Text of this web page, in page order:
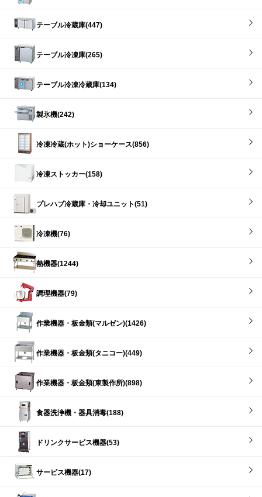
テーブル冷蔵庫(447)
テーブル冷凍庫(265)
テーブル冷凍冷蔵庫(134)
製氷機(242)
冷凍冷蔵(ホット)ショーケース(856)
冷凍ストッカー(158)
プレハブ冷蔵庫・冷却ユニット(51)
冷凍機(76)
熱機器(1244)
調理機器(79)
作業機器・板金類(マルゼン)(1426)
作業機器・板金類(タニコー)(449)
作業機器・板金類(東製作所)(898)
食器洗浄機・器具消毒(188)
ドリンクサービス機器(53)
サービス機器(17)